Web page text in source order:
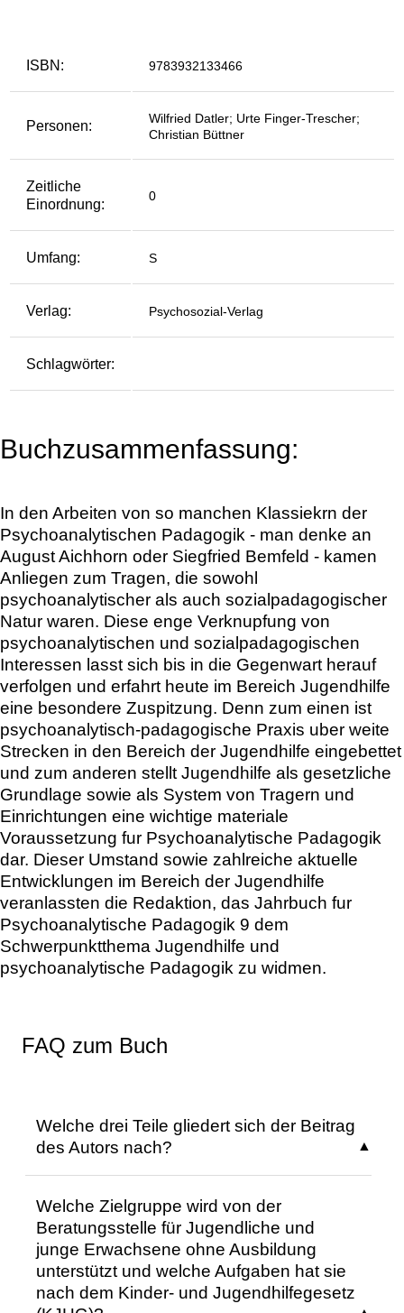
ISBN: 9783932133466
Personen:
Wilfried Datler; Urte Finger-Trescher;
Christian Büttner
Zeitliche
Einordnung:
0
Umfang: S
Verlag: Psychosozial-Verlag
Schlagwörter:
Buchzusammenfassung:
In den Arbeiten von so manchen Klassiekrn der
Psychoanalytischen Padagogik - man denke an
August Aichhorn oder Siegfried Bemfeld - kamen
Anliegen zum Tragen, die sowohl
psychoanalytischer als auch sozialpadagogischer
Natur waren. Diese enge Verknupfung von
psychoanalytischen und sozialpadagogischen
Interessen lasst sich bis in die Gegenwart herauf
verfolgen und erfahrt heute im Bereich Jugendhilfe
eine besondere Zuspitzung. Denn zum einen ist
psychoanalytisch-padagogische Praxis uber weite
Strecken in den Bereich der Jugendhilfe eingebettet
und zum anderen stellt Jugendhilfe als gesetzliche
Grundlage sowie als System von Tragern und
Einrichtungen eine wichtige materiale
Voraussetzung fur Psychoanalytische Padagogik
dar. Dieser Umstand sowie zahlreiche aktuelle
Entwicklungen im Bereich der Jugendhilfe
veranlassten die Redaktion, das Jahrbuch fur
Psychoanalytische Padagogik 9 dem
Schwerpunktthema Jugendhilfe und
psychoanalytische Padagogik zu widmen.
FAQ zum Buch
Welche drei Teile gliedert sich der Beitrag
des Autors nach?
Darstellung der institutionellen
Erziehungsberatung als erzählende Praxis,
2. Kritische Anfragen zu Erziehungsberatung
und Jugendhilfe sowie bürokratischen
Strukturen, 3. Die Verbindung von
Welche Zielgruppe wird von der
Beratungsstelle für Jugendliche und
junge Erwachsene ohne Ausbildung
unterstützt und welche Aufgaben hat sie
nach dem Kinder- und Jugendhilfegesetz